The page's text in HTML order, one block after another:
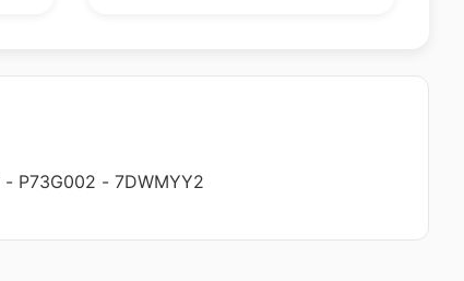
- P73G002 - 7DWMYY2